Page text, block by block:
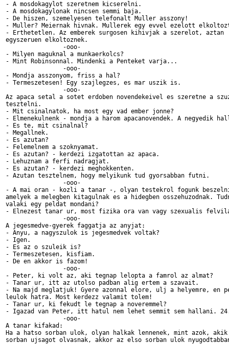
- A mosdokagylot szeretnem kicserelni.
- A mosdokagylonak nincsen semmi baja.
- De hiszen, szemelyesen telefonalt Muller asszony!
- Muller? Meiernak hivnak. Mullerek egy evvel ezelott
- Erthetetlen. Az emberek surgosen kihivjak a szerelot, aztan
egyszeruen elkoltoznek.
- Milyen maguknal a munkaerkolcs?
- Mint Robinsonnal. Mindenki a Penteket varja...
- Mondja asszonyom, friss a hal?
- Termeszetesen! Egy szajlegzes, es mar uszik is.
Az apaca setal a sotet erdoben novendekeivel es szeretne a
tesztelni.
- Mit csinalnatok, ha most egy vad ember jonne?
- Elmenekulnenk - mondja a harom apacanovendek. A negyedik
- Es te, mit csinalnal?
- Megallnek.
- Es azutan?
- Felemelnem a szoknyamat.
- Es azutan? - kerdezi izgatottan az apaca.
- Lehuznam a ferfi nadragjat.
- Es azutan? - kerdezi meghokkenten.
- Azutan tesztelnem, hogy melyikunk tud gyorsabban futni.
- A mai oran - kozli a tanar -, olyan testekrol fogunk
amelyek a melegben kitagulnak es a hidegben osszehuzodnak.
valaki egy peldat mondani?
- Elnezest tanar ur, most fizika ora van vagy szexualis
A jegesmedve-gyerek faggatja az anyjat:
- Anyu, a nagyszulok is jegesmedvek voltak?
- Igen.
- Es az o szuleik is?
- Termeszetesen, kisfiam.
- De en akkor is fazom!
- Peter, ki volt az, aki tegnap lelopta a famrol az almat?
- Tanar ur, itt az utolso padban alig ertem a szavait.
- Na majd meglatjuk! Gyere azonnal elore, ulj a helyemre, en
leulok hatra. Most kerdezz valamit tolem!
- Tanar ur, ki fekudt le tegnap a noveremmel?
- Igazad van Peter, itt hatul nem lehet semmit sem hallani.
A tanar kifakad:
Ha a hatso sorban ulok, olyan halkak lennenek, mint azok,
sorban ujsagot olvasnak, akkor az elso sorban ulok